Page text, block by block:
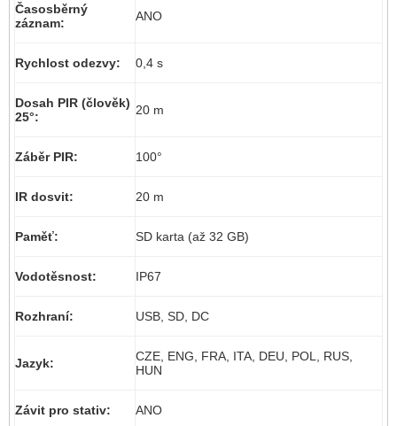
Časosběrný
záznam:
ANO
Rychlost odezvy: 0,4 s
Dosah PIR (člověk)
25°:
20 m
Záběr PIR: 100°
IR dosvit: 20 m
Paměť: SD karta (až 32 GB)
Vodotěsnost: IP67
Rozhraní: USB, SD, DC
Jazyk:
CZE, ENG, FRA, ITA, DEU, POL, RUS,
HUN
Závit pro stativ: ANO